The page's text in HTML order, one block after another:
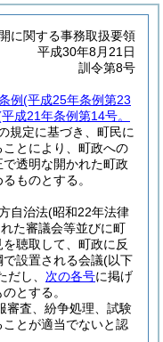
に関する事務取扱要領
平成30年8月21日
訓令第8号
例(平成25年条例第23
成21年条例第14号。
規定に基づき、町民に
とにより、町政への
透明な開かれた町政
ものとする。
自治法(昭和22年法律
た審議会等並びに町
聴取して、町政に反
設置される会議(以下
だし、 次の各号に掲げ
とする。
審査、紛争処理、試験
とが適当でないと認